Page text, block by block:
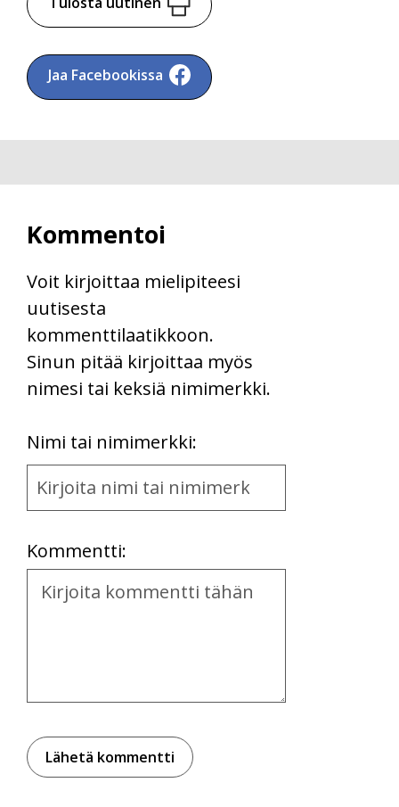
Jaa Facebookissa
Kommentoi
Voit kirjoittaa mielipiteesi
uutisesta
kommenttilaatikkoon.
Sinun pitää kirjoittaa myös
nimesi tai keksiä nimimerkki.
Nimi tai nimimerkki:
Name
and
Kommentti:
Kommentti